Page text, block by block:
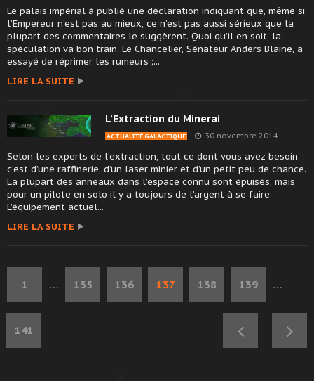
Le palais impérial à publié une déclaration indiquant que, même si
l’Empereur n’est pas au mieux, ce n’est pas aussi sérieux que la
plupart des commentaires le suggèrent. Quoi qu’il en soit, la
spéculation va bon train. Le Chancelier, Sénateur Anders Blaine, a
essayé de réprimer les rumeurs ;...
LIRE LA SUITE
L’Extraction du Minerai
ACTUALITÉ GALACTIQUE 30 novembre 2014
Selon les experts de l’extraction, tout ce dont vous avez besoin
c’est d’une raffinerie, d’un laser minier et d’un petit peu de chance.
La plupart des anneaux dans l’espace connu sont épuisés, mais
pour un pilote en solo il y a toujours de l’argent à se faire.
L’équipement actuel...
LIRE LA SUITE
1 … 135 136 137 138 139 …
141